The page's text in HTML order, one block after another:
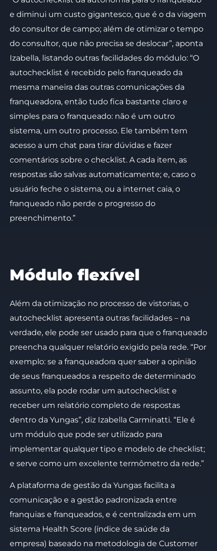
e diminui um custo gigantesco, que é o da viagem
do consultor de campo; além de otimizar o tempo
do consultor, que não precisa se deslocar”, aponta
Izabella, listando outras facilidades do módulo: “O
autochecklist é recebido pelo franqueado da
mesma maneira das outras comunicações da
franqueadora, então tudo fica bastante claro e
simples para o franqueado: não é um outro
sistema, um outro processo. Ele também tem
acesso a um chat para tirar dúvidas e fazer
comentários sobre o checklist. A cada item, as
respostas são salvas automaticamente; e, caso o
usuário feche o sistema, ou a internet caia, o
franqueado não perde o progresso do
preenchimento.”
Módulo flexível
Além da otimização no processo de vistorias, o
autochecklist apresenta outras facilidades – na
verdade, ele pode ser usado para que o franqueado
preencha qualquer relatório exigido pela rede. “Por
exemplo: se a franqueadora quer saber a opinião
de seus franqueados a respeito de determinado
assunto, ela pode rodar um autochecklist e
receber um relatório completo de respostas
dentro da Yungas”, diz Izabella Carminatti. “Ele é
um módulo que pode ser utilizado para
implementar qualquer tipo e modelo de checklist;
e serve como um excelente termômetro da rede.”
A plataforma de gestão da Yungas facilita a
comunicação e a gestão padronizada entre
franquias e franqueados, e é centralizada em um
sistema Health Score (índice de saúde da
empresa) baseado na metodologia de Customer